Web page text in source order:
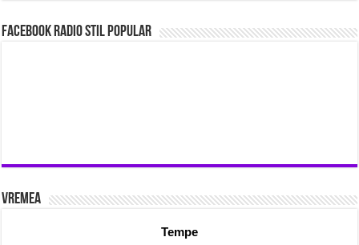
Facebook Radio Stil Popular
Vremea
Tempe